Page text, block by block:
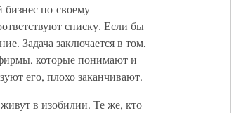
по-своему
списку. Если бы
Задача заключается в том,
которые понимают и
его, плохо заканчивают.
в изобилии. Те же, кто